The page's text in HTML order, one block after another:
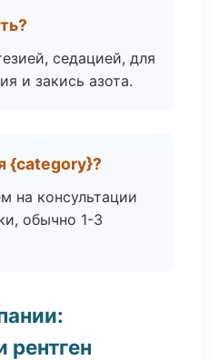
седацией, для
и закись азота.
{category}?
на консультации
обычно 1-3
рентген